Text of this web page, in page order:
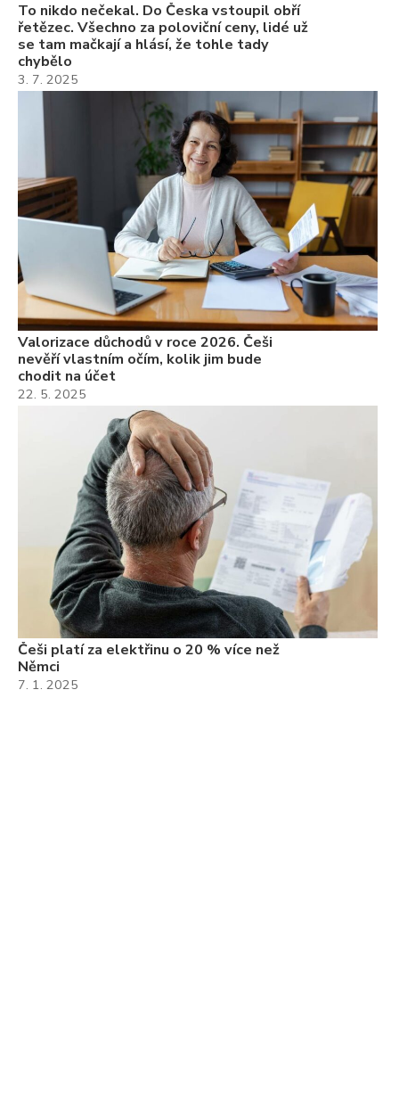
To nikdo nečekal. Do Česka vstoupil obří
řetězec. Všechno za poloviční ceny, lidé už
se tam mačkají a hlásí, že tohle tady
chybělo
3. 7. 2025
Valorizace důchodů v roce 2026. Češi
nevěří vlastním očím, kolik jim bude
chodit na účet
22. 5. 2025
Češi platí za elektřinu o 20 % více než
Němci
7. 1. 2025